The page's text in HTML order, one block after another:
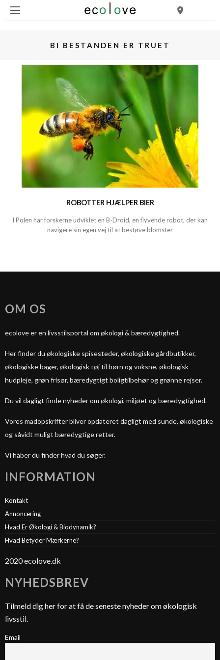
BI BESTANDEN ER TRUET
ROBOTTER HJÆLPER BIER
I Polen har forskerne udviklet en B-Droid, en flyvende robot, der kan
navigere sin egen vej til at bestøve blomster
OM OS
ecolove er en livsstilsportal om økologi & bæredygtighed.
Her finder du økologiske spisesteder, økologiske gårdbutikker,
økologiske bager, økologisk tøj til børn og voksne, økologisk
hudpleje, grøn frisør, bæredygtigt boligtilbehør og grønne rejser.
Du vil dagligt finde nyheder om økologi, miljøet og bæredygtighed.
Vores madopskrifter bliver opdateret dagligt med sunde, økologiske
og såvidt muligt bæredygtige retter.
Vi håber du finder hvad du søger.
INFORMATION
Kontakt
Annoncering
Hvad Er Økologi & Biodynamik?
Hvad Betyder Mærkerne?
2020 ecolove.dk
NYHEDSBREV
Tilmeld dig her for at få de seneste nyheder om økologisk
livsstil.
Email